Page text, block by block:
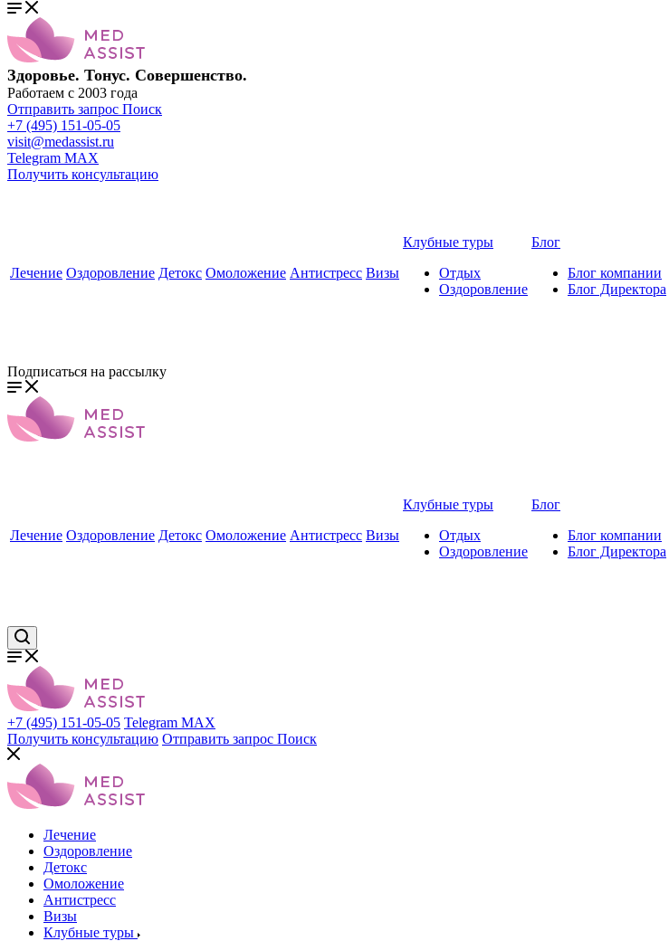
Здоровье. Тонус. Совершенство.
Работаем с 2003 года
Отправить запрос Поиск
+7 (495) 151-05-05
visit@medassist.ru
Telegram MAX
Получить консультацию
Лечение Оздоровление Детокс Омоложение Антистресс Визы
Клубные туры
Отдых
Оздоровление
Блог
Блог компании
Блог Директора
Подписаться на рассылку
Лечение Оздоровление Детокс Омоложение Антистресс Визы
Клубные туры
Отдых
Оздоровление
Блог
Блог компании
Блог Директора
+7 (495) 151-05-05 Telegram MAX
Получить консультацию Отправить запрос Поиск
Лечение
Оздоровление
Детокс
Омоложение
Антистресс
Визы
Клубные туры